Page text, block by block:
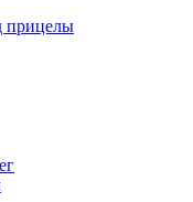
прицелы